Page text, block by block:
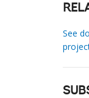
See